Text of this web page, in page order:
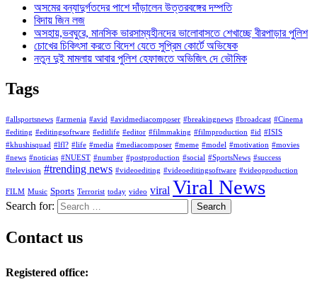
অসমের বন্যাদুর্গতদের পাশে দাঁড়ালেন উত্তরবঙ্গের দম্পতি
বিদায় জিন লজ
অসহায়,ভবঘুরে, মানসিক ভারসাম্যহীনদের ভালোবাসতে শেখাচ্ছে বীরপাড়ার পুলিশ
চোখের চিকিৎসা করতে বিদেশ যেতে সুপ্রিম কোর্টে অভিষেক
নতুন দুই মামলায় আবার পুলিশ হেফাজতে অভিজিৎ দে ভৌমিক
Tags
#allsportsnews #armenia #avid #avidmediacomposer #breakingnews #broadcast #Cinema
#editing #editingsoftware #editlife #editor #filmmaking #filmproduction #id #ISIS
#khushisquad #lfl? #life #media #mediacomposer #meme #model #motivation #movies
#news #noticias #NUEST #number #postproduction #social #SportsNews #success
#television #trending news #videoediting #videoeditingsoftware #videoproduction
FILM Music Sports Terrorist today video viral Viral News
Search for:
Contact us
Registered office: